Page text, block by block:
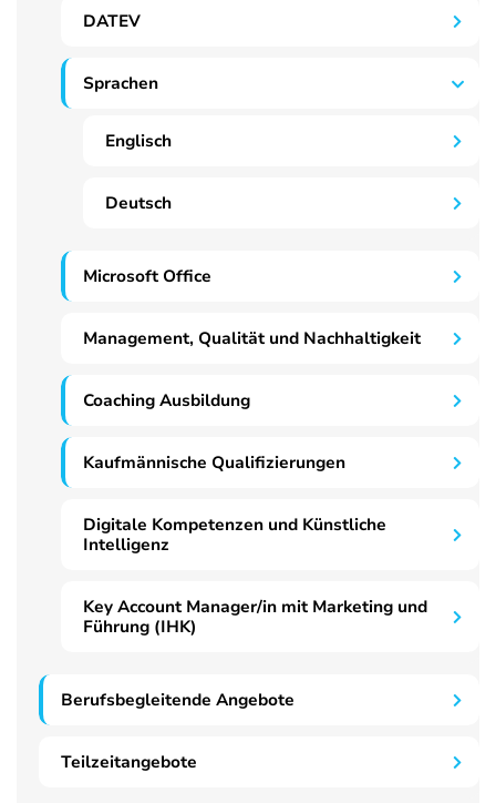
DATEV
Sprachen
Englisch
Deutsch
Microsoft Office
Management, Qualität und Nachhaltigkeit
Coaching Ausbildung
Kaufmännische Qualifizierungen
Digitale Kompetenzen und Künstliche
Intelligenz
Key Account Manager/in mit Marketing und
Führung (IHK)
Berufsbegleitende Angebote
Teilzeitangebote